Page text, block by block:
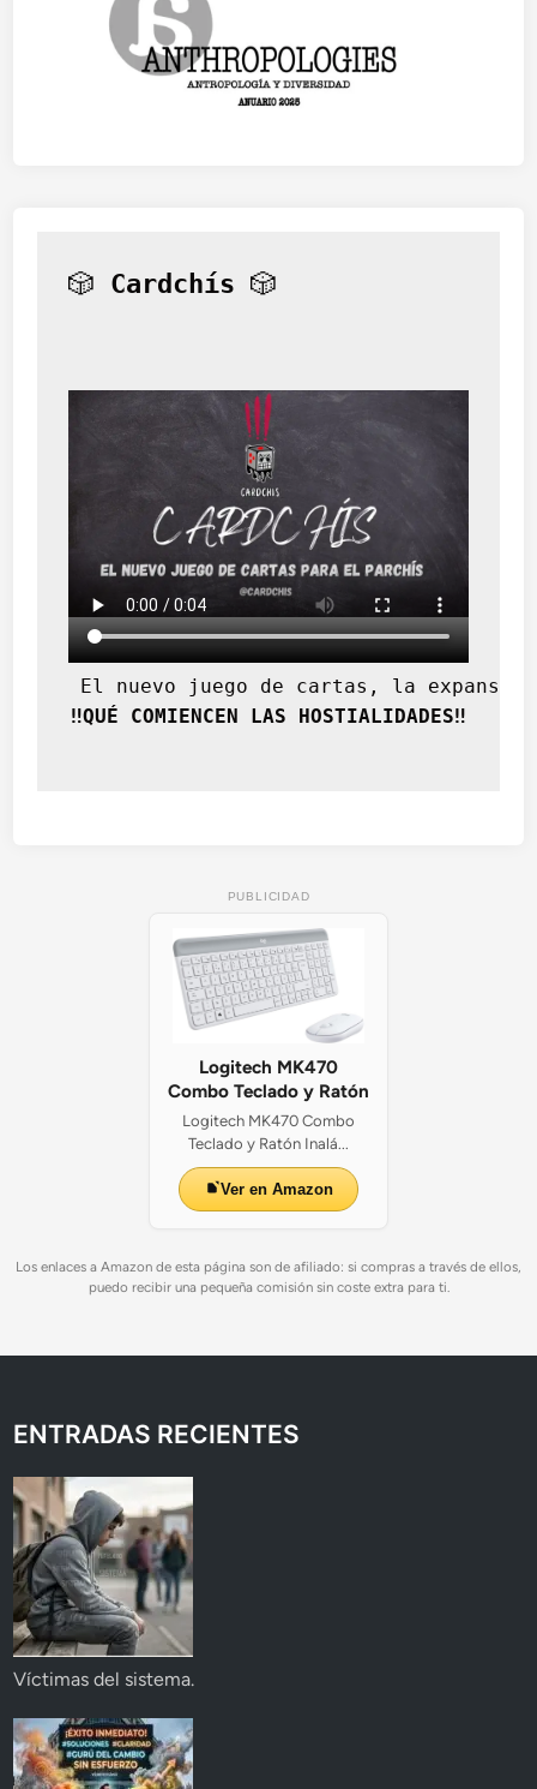
🎲 Cardchís 🎲
El nuevo juego de cartas, la
‼️QUÉ COMIENCEN LAS HOSTIALIDADES‼️
PUBLICIDAD
Logitech MK470
Combo Teclado y Ratón
Logitech MK470 Combo
Teclado y Ratón Inalá...
Ver en Amazon
Los enlaces a Amazon de esta página son de afiliado: si compras a través de ellos,
puedo recibir una pequeña comisión sin coste extra para ti.
ENTRADAS RECIENTES
Víctimas del sistema.